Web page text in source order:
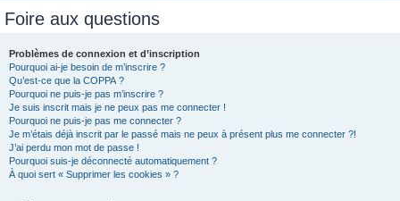
Foire aux questions
Problèmes de connexion et d’inscription
Pourquoi ai-je besoin de m’inscrire ?
Qu’est-ce que la COPPA ?
Pourquoi ne puis-je pas m’inscrire ?
Je suis inscrit mais je ne peux pas me connecter !
Pourquoi ne puis-je pas me connecter ?
Je m’étais déjà inscrit par le passé mais ne peux à présent plus me connecter ?!
J’ai perdu mon mot de passe !
Pourquoi suis-je déconnecté automatiquement ?
À quoi sert « Supprimer les cookies » ?